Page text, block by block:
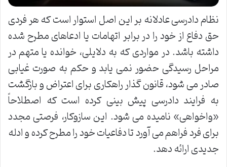
نظام دادرسی عادلانه بر این اصل استوار است که هر فردی
حق دفاع از خود را در برابر اتهامات یا ادعاهای مطرح شده
داشته باشد. در مواردی که به دلایلی، خوانده یا متهم در
مراحل رسیدگی حضور نمی یابد و حکم به صورت غیابی
صادر می شود، قانون گذار راهکاری برای اعتراض و بازگشت
به فرایند دادرسی پیش بینی کرده است که اصطلاحاً
«واخواهی» نامیده می شود. این سازوکار، فرصتی مجدد
برای فرد فراهم می آورد تا دفاعیات خود را مطرح کرده و ادله
جدیدی ارائه دهد.